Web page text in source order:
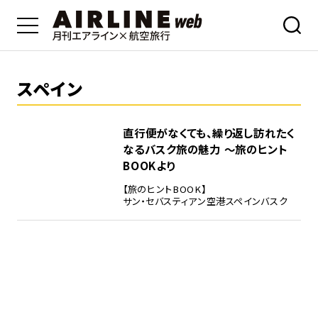
スペイン
直行便がなくても、繰り返し訪れたく
なるバスク旅の魅力 ～旅のヒント
BOOKより
【旅のヒントBOOK】
サン・セバスティアン空港スペインバスク